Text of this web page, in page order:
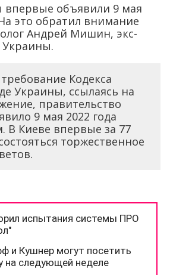
впервые объявили 9 мая
это обратил внимание
Андрей Мишин, экс-
Кодекса
Украины, ссылаясь на
правительство
9 мая 2022 года
В Киеве впервые за 77
торжественное